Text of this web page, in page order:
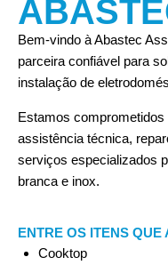
Bem-vindo à Abastec
parceira confiável para
instalação de
Estamos
assistência técnica,
serviços especializados
branca e inox.
ENTRE OS ITENS
Cooktop